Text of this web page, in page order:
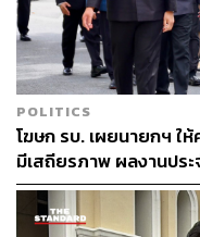
POLITICS
โฆษก รบ. เผยนายกฯ ใ
มีเสถียรภาพ ผลงานปร
เต็มที่ อย่าหวั่นไหวคำถา